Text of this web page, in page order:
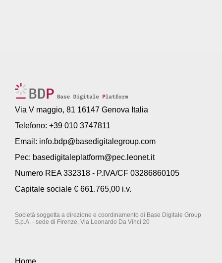
Via V maggio, 81 16147 Genova Italia
Telefono: +39 010 3747811
Email: info.bdp@basedigitalegroup.com
Pec: basedigitaleplatform@pec.leonet.it
Numero REA 332318 - P.IVA/CF 03286860105
Capitale sociale € 661.765,00 i.v.
Società soggetta a direzione e coordinamento di Base Digitale Group
S.p.A. - sede di Firenze, Via Leonardo Da Vinci 20
Home